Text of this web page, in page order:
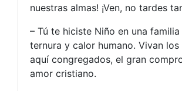
nuestras almas! ¡Ven, no tardes
– Tú te hiciste Niño en una
ternura y calor humano. Vivan los
aquí congregados, el gran
amor cristiano.